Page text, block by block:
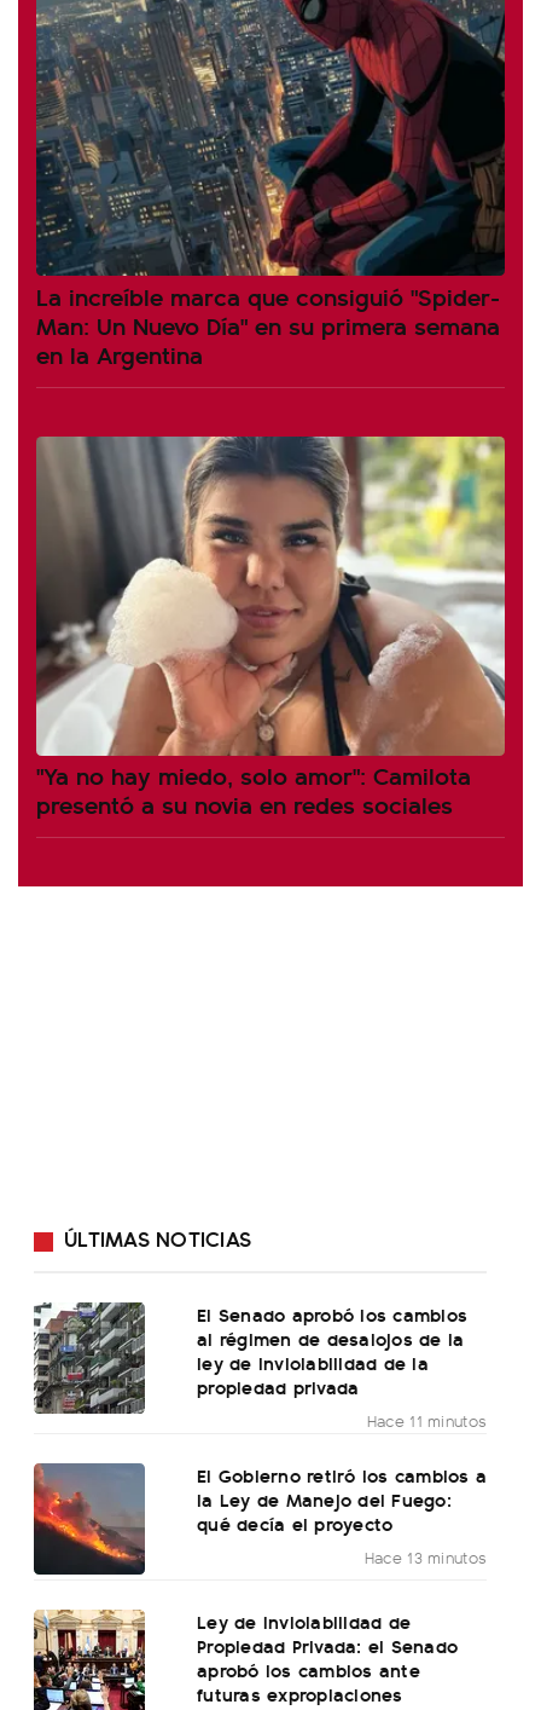
La increíble marca que consiguió "Spider-
Man: Un Nuevo Día" en su primera semana
en la Argentina
"Ya no hay miedo, solo amor": Camilota
presentó a su novia en redes sociales
ÚLTIMAS NOTICIAS
El Senado aprobó los cambios
al régimen de desalojos de la
ley de inviolabilidad de la
propiedad privada
Hace 11 minutos
El Gobierno retiró los cambios a
la Ley de Manejo del Fuego:
qué decía el proyecto
Hace 13 minutos
Ley de Inviolabilidad de
Propiedad Privada: el Senado
aprobó los cambios ante
futuras expropiaciones